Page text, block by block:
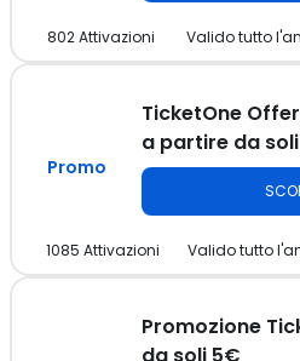
Un codice sconto TicketOne non
selezione di offerte combinate
802 Attivazioni Valido tutto
Promo
TicketOne
a partire da
Adesso puoi acquistare biglietti
voucher TicketOne per
1085 Attivazioni Valido tutto
Promozione